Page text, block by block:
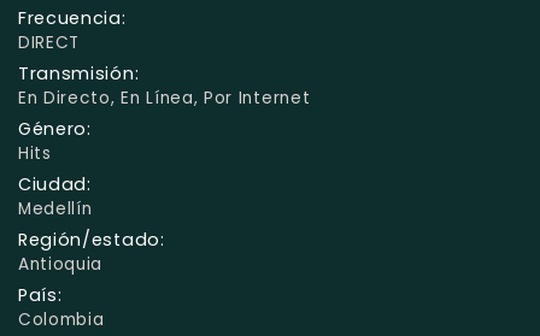
Frecuencia:
DIRECT
Transmisión:
En Directo, En Línea, Por Internet
Género:
Hits
Ciudad:
Medellín
Región/estado:
Antioquia
País:
Colombia